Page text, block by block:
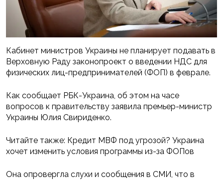
Кабинет министров Украины не планирует подавать в
Верховную Раду законопроект о введении НДС для
физических лиц-предпринимателей (ФОП) в феврале.
Как сообщает РБК-Украина, об этом на часе
вопросов к правительству заявила премьер-министр
Украины Юлия Свириденко.
Читайте также: Кредит МВФ под угрозой? Украина
хочет изменить условия программы из-за ФОПов
Она опровергла слухи и сообщения в СМИ, что в